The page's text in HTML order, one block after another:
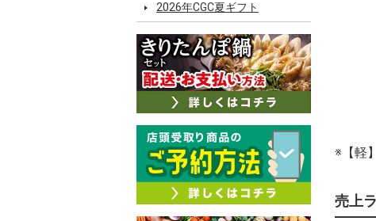
2026年CGC夏ギフト
※【軽
売上